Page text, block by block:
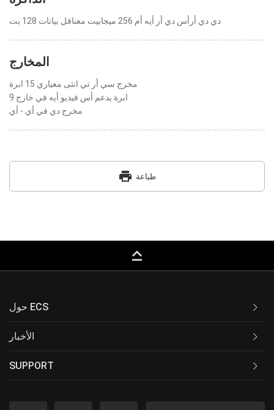
دي دي أرأس دي أر أيه أم 256 ميجابيت معناقل بيانات 128 بت
المخارج
مخرج سي أر تي انثى معياري 15 ابرة
9 ابرة يدعم أس فيديو أيه في خارج
مخرج دي في أي - أي
print طباعة
keyboard_capslock
حول ECS
الأخبار
SUPPORT